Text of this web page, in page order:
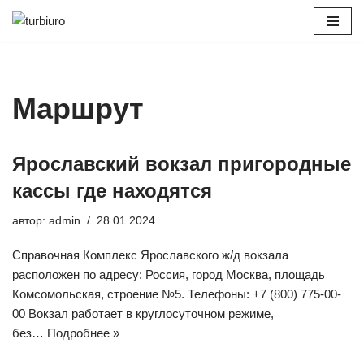
Маршрут
Ярославский вокзал пригородные
кассы где находятся
автор: admin 28.01.2024
Справочная Комплекс Ярославского ж/д вокзала
расположен по адресу: Россия, город Москва, площадь
Комсомольская, строение №5. Телефоны: +7 (800) 775-00-
00 Вокзал работает в круглосуточном режиме,
без… Подробнее »